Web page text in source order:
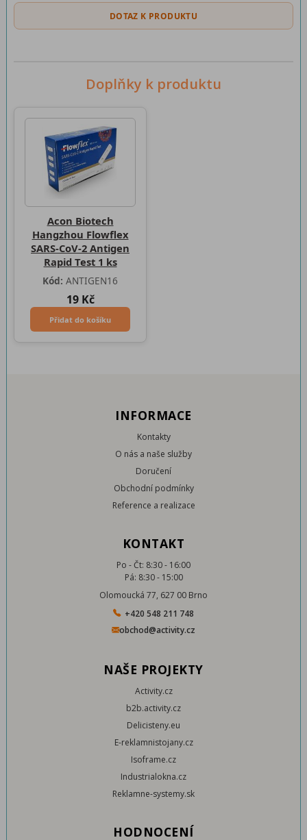
DOTAZ K PRODUKTU
Doplňky k produktu
Acon Biotech
Hangzhou Flowflex
SARS-CoV-2 Antigen
Rapid Test 1 ks
Kód: ANTIGEN16
19 Kč
Přidat do košíku
INFORMACE
Kontakty
O nás a naše služby
Doručení
Obchodní podmínky
Reference a realizace
KONTAKT
Po - Čt: 8:30 - 16:00
Pá: 8:30 - 15:00
Olomoucká 77, 627 00 Brno
+420 548 211 748
obchod@activity.cz
NAŠE PROJEKTY
Activity.cz
b2b.activity.cz
Delicisteny.eu
E-reklamnistojany.cz
Isoframe.cz
Industrialokna.cz
Reklamne-systemy.sk
HODNOCENÍ